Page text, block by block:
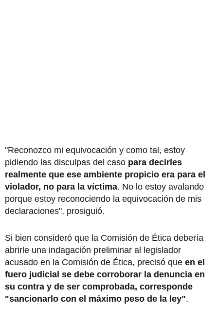
"Reconozco mi equivocación y como tal, estoy
pidiendo las disculpas del caso para decirles
realmente que ese ambiente propicio era para el
violador, no para la víctima. No lo estoy avalando
porque estoy reconociendo la equivocación de mis
declaraciones", prosiguió.
Si bien consideró que la Comisión de Ética debería
abrirle una indagación preliminar al legislador
acusado en la Comisión de Ética, precisó que en el
fuero judicial se debe corroborar la denuncia en
su contra y de ser comprobada, corresponde
"sancionarlo con el máximo peso de la ley".